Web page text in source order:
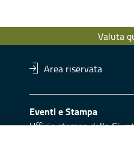
Valuta
Area riservata
Eventi e Stampa
Ufficio stampa della